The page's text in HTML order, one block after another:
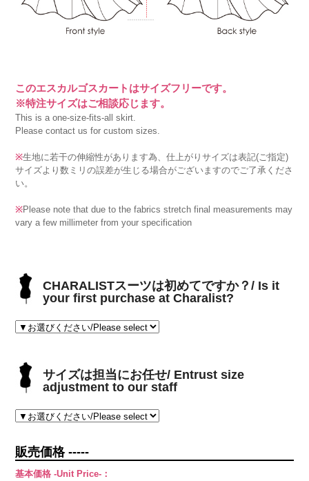
このエスカルゴスカートはサイズフリーです。
※特注サイズはご相談応じます。
This is a one-size-fits-all skirt.
Please contact us for custom sizes.
※生地に若干の伸縮性があります為、仕上がりサイズは表記(ご指定)
サイズより数ミリの誤差が生じる場合がございますのでご了承くださ
い。
※Please note that due to the fabrics stretch final measurements may
vary a few millimeter from your specification
CHARALISTスーツは初めてですか？/ Is it
your first purchase at Charalist?
サイズは担当にお任せ/ Entrust size
adjustment to our staff
販売価格 -----
基本価格 -Unit Price-：